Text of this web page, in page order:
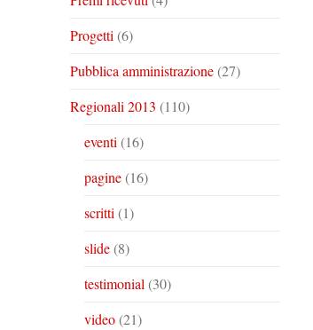
Progetti (6)
Pubblica amministrazione(27)
Regionali 2013 (110)
eventi (16)
pagine(16)
scritti (1)
slide(8)
testimonial (30)
video(21)